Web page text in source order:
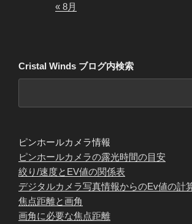
« 8月
Cristal Winds ブログ内検索
ピンホールカメラ情報
ピンホールカメラの露光時間の目安
絞り/速度とEV値の関係表
デジタルカメラ写真情報からのEv値の計
焦点距離と画角
画角に必要な焦点距離